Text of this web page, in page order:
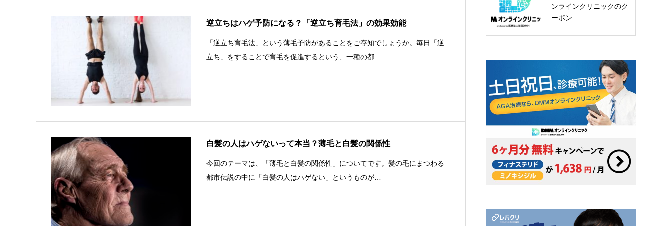
逆立ちはハゲ予防になる？「逆立ち育毛法」の効果効能
「逆立ち育毛法」という薄毛予防があることをご存知でしょうか。毎日「逆
立ち」をすることで育毛を促進するという、一種の都…
白髪の人はハゲないって本当？薄毛と白髪の関係性
今回のテーマは、「薄毛と白髪の関係性」についてです。髪の毛にまつわる
都市伝説の中に「白髪の人はハゲない」というものが…
ンラインクリニックのク
ーポン…